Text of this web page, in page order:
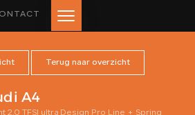
HOME
Terug naar overzicht
A4
2.0 TFSI ultra Design Pro Line + Spring